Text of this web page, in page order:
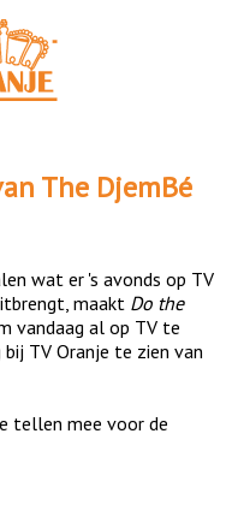
The DjemBé
wat er 's avonds op TV
maakt Do the
vandaag al op TV te
bij TV Oranje te zien van
tellen mee voor de